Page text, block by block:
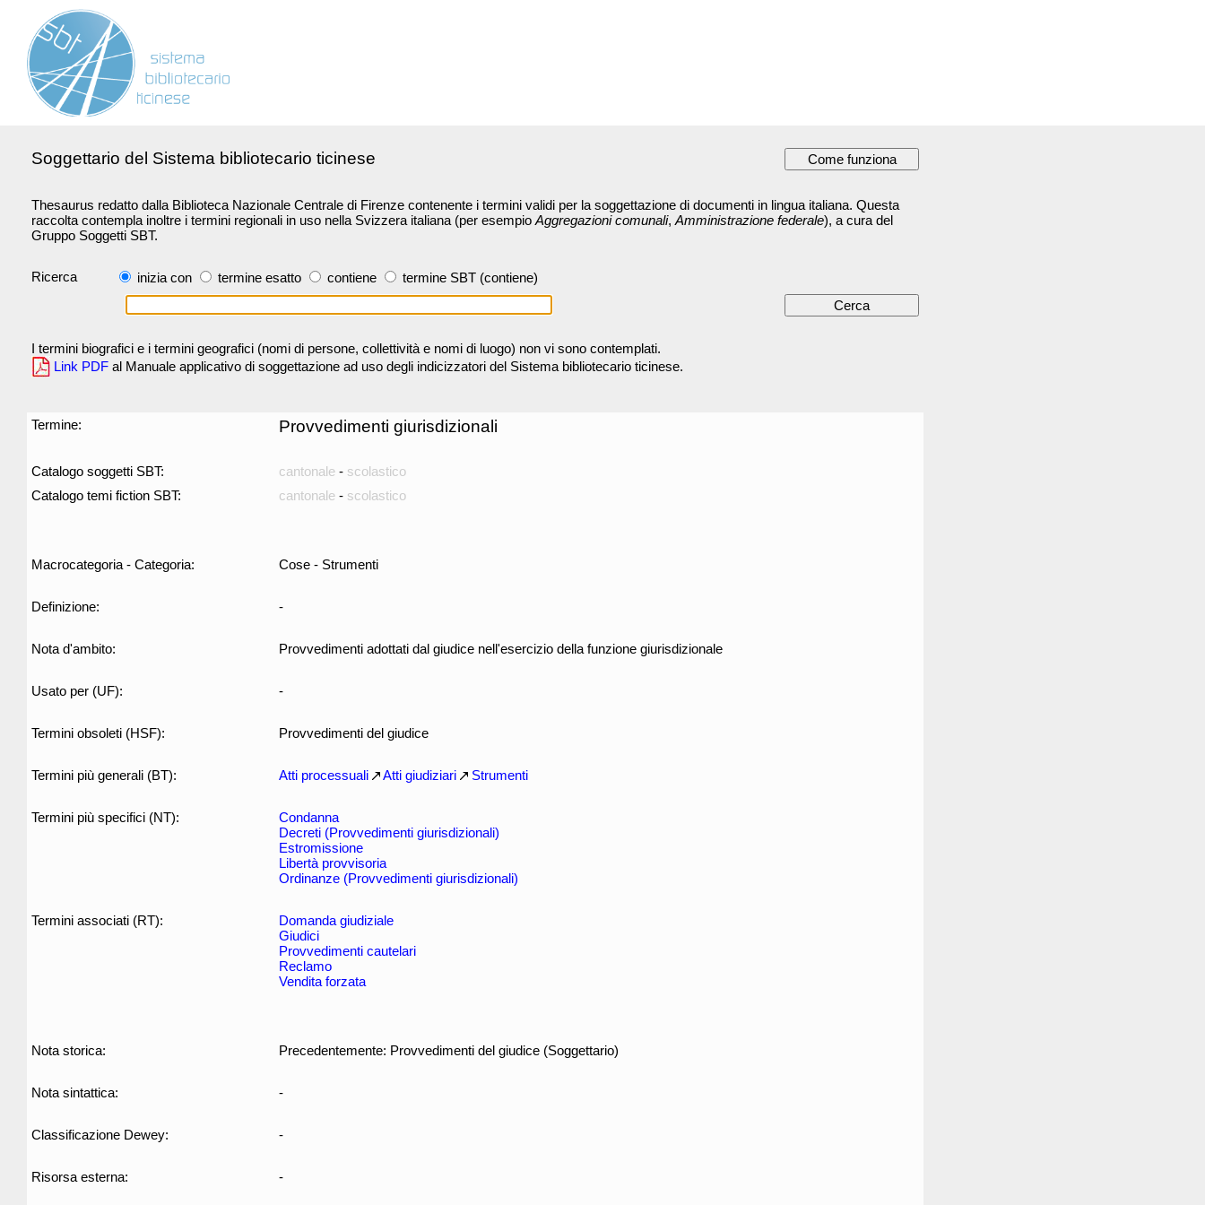
Soggettario del Sistema bibliotecario ticinese
Thesaurus redatto dalla Biblioteca Nazionale Centrale di Firenze contenente i termini validi per la soggettazione di documenti in lingua italiana. Questa
raccolta contempla inoltre i termini regionali in uso nella Svizzera italiana (per esempio Aggregazioni comunali, Amministrazione federale), a cura del
Gruppo Soggetti SBT.
Ricerca inizia con termine esatto contiene termine SBT (contiene)
I termini biografici e i termini geografici (nomi di persone, collettività e nomi di luogo) non vi sono contemplati.
Link PDF al Manuale applicativo di soggettazione ad uso degli indicizzatori del Sistema bibliotecario ticinese.
Termine: Provvedimenti giurisdizionali
Catalogo soggetti SBT: cantonale - scolastico
Catalogo temi fiction SBT:
cantonale - scolastico
Macrocategoria - Categoria: Cose - Strumenti
Definizione: -
Nota d'ambito: Provvedimenti adottati dal giudice nell'esercizio della funzione giurisdizionale
Usato per (UF): -
Termini obsoleti (HSF): Provvedimenti del giudice
Termini più generali (BT): Atti processuali Atti giudiziari Strumenti
Termini più specifici (NT):
Condanna
Decreti (Provvedimenti giurisdizionali)
Estromissione
Libertà provvisoria
Ordinanze (Provvedimenti giurisdizionali)
Termini associati (RT):
Domanda giudiziale
Giudici
Provvedimenti cautelari
Reclamo
Vendita forzata
Nota storica: Precedentemente: Provvedimenti del giudice (Soggettario)
Nota sintattica: -
Classificazione Dewey: -
Risorsa esterna: -